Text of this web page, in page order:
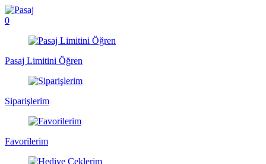
0
Pasaj Limitini Öğren
Siparişlerim
Favorilerim